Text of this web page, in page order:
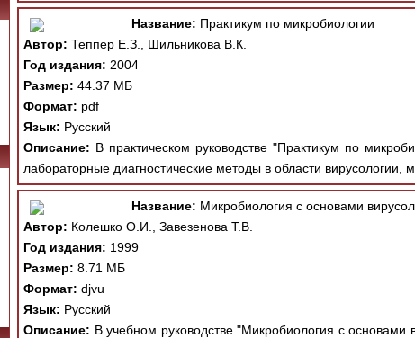
Название: Практикум по микробиологии
Автор: Теппер Е.З., Шильникова В.К.
Год издания: 2004
Размер: 44.37 МБ
Формат: pdf
Язык: Русский
Описание: В практическом руководстве "Практикум по
лабораторные диагностические методы в области вирусологии,
Название: Микробиология с основами
Автор: Колешко О.И., Завезенова Т.В.
Год издания: 1999
Размер: 8.71 МБ
Формат: djvu
Язык: Русский
Описание: В учебном руководстве "Микробиология с